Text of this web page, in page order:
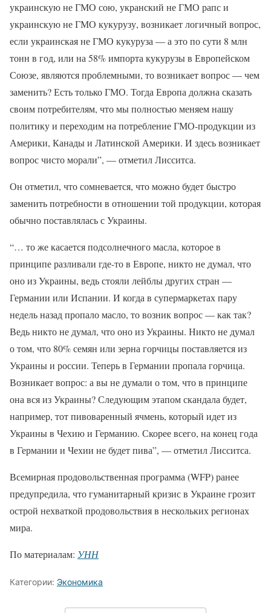
украинскую не ГМО сою, укранский не ГМО рапс и
украинскую не ГМО кукурузу, возникает логичный вопрос,
если украинская не ГМО кукуруза — а это по сути 8 млн
тонн в год, или на 58% импорта кукурузы в Европейском
Союзе, являются проблемными, то возникает вопрос — чем
заменить? Есть только ГМО. Тогда Европа должна сказать
своим потребителям, что мы полностью меняем нашу
политику и переходим на потребление ГМО-продукции из
Америки, Канады и Латинской Америки. И здесь возникает
вопрос чисто морали”, — отметил Лисситса.
Он отметил, что сомневается, что можно будет быстро
заменить потребности в отношении той продукции, которая
обычно поставлялась с Украины.
“… то же касается подсолнечного масла, которое в
принципе разливали где-то в Европе, никто не думал, что
оно из Украины, ведь стояли лейблы других стран —
Германии или Испании. И когда в супермаркетах пару
недель назад пропало масло, то возник вопрос — как так?
Ведь никто не думал, что оно из Украины. Никто не думал
о том, что 80% семян или зерна горчицы поставляется из
Украины и россии. Теперь в Германии пропала горчица.
Возникает вопрос: а вы не думали о том, что в принципе
она вся из Украины? Следующим этапом скандала будет,
например, тот пивоваренный ячмень, который идет из
Украины в Чехию и Германию. Скорее всего, на конец года
в Германии и Чехии не будет пива”, — отметил Лисситса.
Всемирная продовольственная программа (WFP) ранее
предупредила, что гуманитарный кризис в Украине грозит
острой нехваткой продовольствия в нескольких регионах
мира.
По материалам: УНН
Категории: Экономика